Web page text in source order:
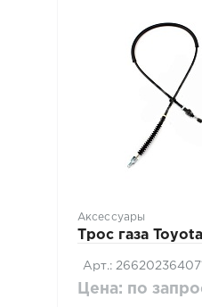
Аксессуары
Трос газа
Арт.: 266202364071
Цена: по